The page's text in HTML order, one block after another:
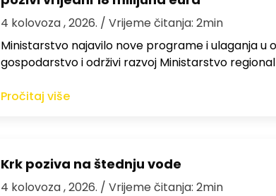
4 kolovoza , 2026. / Vrijeme čitanja: 2min
Ministarstvo najavilo nove programe i ulaganja u
gospodarstvo i održivi razvoj Ministarstvo
Pročitaj više
Krk poziva na štednju vode
4 kolovoza , 2026. / Vrijeme čitanja: 2min